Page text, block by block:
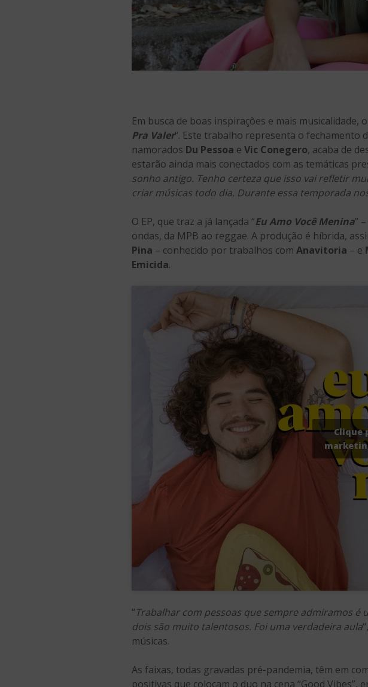
Em busca de boas inspirações e mais musicalidade, o
Pra Valer“. Este trabalho representa o fechamento
namorados Du Pessoa e Vic Conegero, acaba de
estarão ainda mais conectados com as temáticas
sonho antigo. Tenho certeza que isso vai refletir
criar músicas todo dia. Durante essa temporada
O EP, que traz a já lançada “Eu Amo Você Menina”
ondas, da MPB ao reggae. A produção é híbrida,
Pina – conhecido por trabalhos com Anavitoria – e
Emicida.
Clique
“Trabalhar com pessoas que sempre admiramos
dois são muito talentosos. Foi uma verdadeira aula
músicas.
As faixas, todas gravadas pré-pandemia, têm em
positivas que colocam o duo na cena “Good Vibes”,